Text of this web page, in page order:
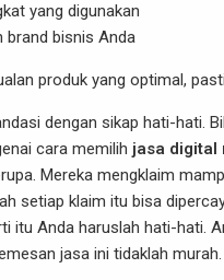
yang digunakan
brand bisnis Anda
produk yang optimal,
dengan sikap hati-hati.
cara memilih jasa digital
Mereka mengklaim
setiap klaim itu bisa
itu Anda haruslah hati-hati.
jasa ini tidaklah